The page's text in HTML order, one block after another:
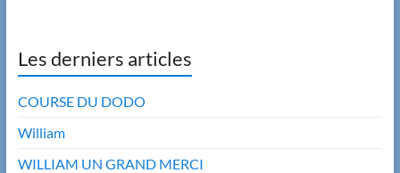
Les derniers articles
COURSE DU DODO
William
WILLIAM UN GRAND MERCI